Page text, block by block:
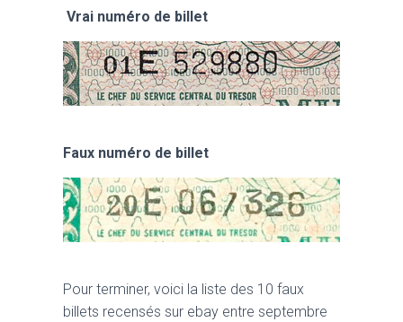
Vrai numéro de billet
Faux numéro de billet
​Pour terminer, voici la liste des 10 faux
billets recensés sur ebay entre septembre